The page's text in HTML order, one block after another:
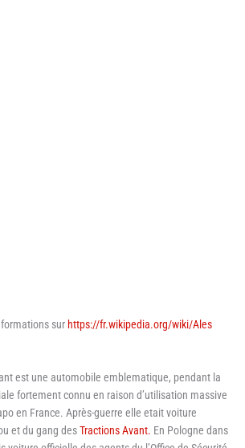
sur https://fr.wikipedia.org/wiki/Ales
est une automobile emblematique, pendant la
fortement connu en raison d’utilisation massive
en France. Après-guerre elle etait voiture
et du gang desTractions Avant. En Pologne dans